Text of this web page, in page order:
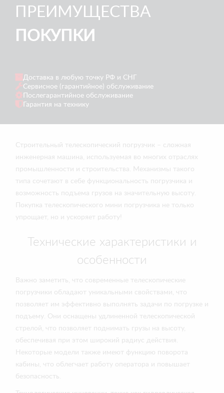
ПРЕИМУЩЕСТВА
ПОКУПКИ
Доставка в любую точку РФ и СНГ
Сервисное (гарантийное) обслуживание
Послегарантийное обслуживание
Гарантия на технику
Строительный телескопический погрузчик – сложная
инженерная машина, используемая во многих отраслях
промышленности и строительства. Механизмы такого
типа сочетают в себе функциональность погрузчика и
возможность подъема грузов на значительную высоту.
Покупка телескопического мини погрузчика не только
упрощает, но и ускоряет работу!
Технические характеристики и
особенности
Важно заметить, что современные телескопические
погрузчики обладают уникальными свойствами, что
позволяет им эффективно выполнять задачи по погрузке и
подъему. Они оснащены удлиненной телескопической
стрелой, что позволяет поднимать грузы на высоту,
обеспечивая при этом широкий радиус действия.
Некоторые модели также имеют функцию поворота
кабины, что облегчает работу оператора и повышает
безопасность.